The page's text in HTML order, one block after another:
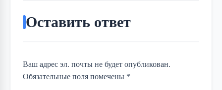
Оставить ответ
Ваш адрес эл. почты не будет опубликован.
Обязательные поля помечены *